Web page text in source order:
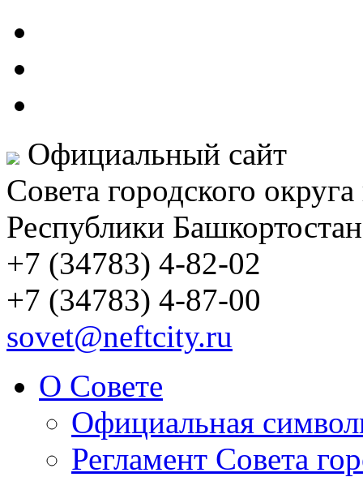
Официальный сайт
Совета городского
Республики Башкортостан
+7 (34783) 4-82-02
+7 (34783) 4-87-00
sovet@neftcity.ru
О Совете
Официальная
Регламент Совета